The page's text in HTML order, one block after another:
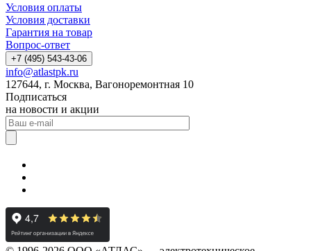
Условия оплаты
Условия доставки
Гарантия на товар
Вопрос-ответ
+7 (495) 543-43-06
info@atlastpk.ru
127644, г. Москва, Вагоноремонтная 10
Подписаться
на новости и акции